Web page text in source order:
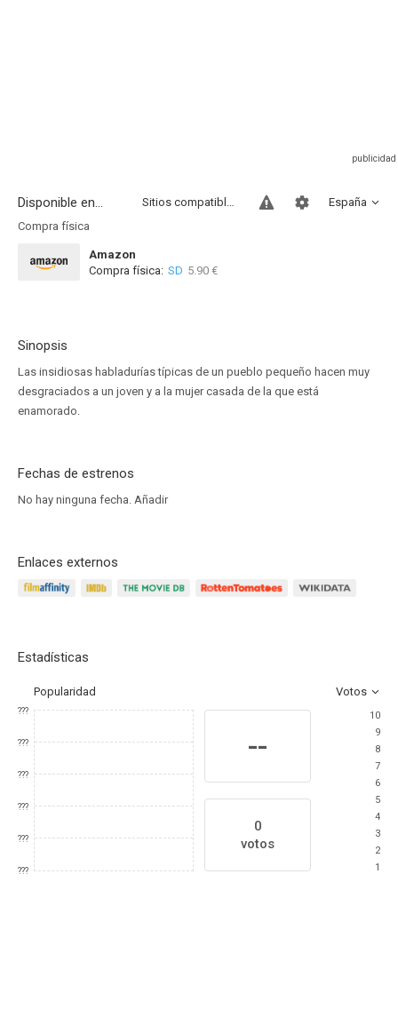
Disponible en... España
Sitios compatibles
Compra física
Amazon
Compra física: SD 5.90 €
Sinopsis
Las insidiosas habladurías típicas de un pueblo pequeño hacen muy
desgraciados a un joven y a la mujer casada de la que está
enamorado.
Fechas de estrenos
No hay ninguna fecha. Añadir
Enlaces externos
Estadísticas
Popularidad Votos
???
???
???
???
???
???
--
0
votos
10
9
8
7
6
5
4
3
2
1